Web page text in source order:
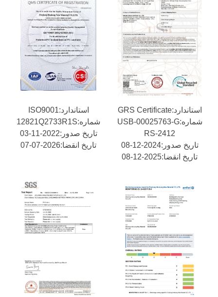
استاندارد:GRS Certificate
شماره:USB-00025763-G
RS-2412
تاریخ صدور:2024-12-08
تاریخ انقضا:2025-12-08
استاندارد:ISO9001
شماره:12821Q2733R1S
تاریخ صدور:2022-11-03
تاریخ انقضا:2026-07-07